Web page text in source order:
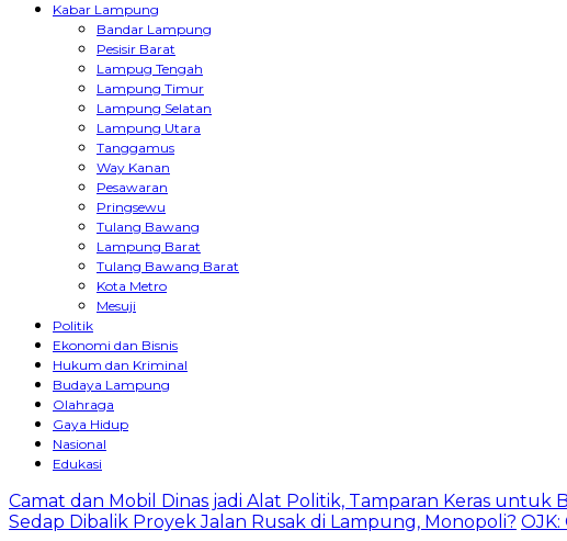
Kabar Lampung
Bandar Lampung
Pesisir Barat
Lampug Tengah
Lampung Timur
Lampung Selatan
Lampung Utara
Tanggamus
Way Kanan
Pesawaran
Pringsewu
Tulang Bawang
Lampung Barat
Tulang Bawang Barat
Kota Metro
Mesuji
Politik
Ekonomi dan Bisnis
Hukum dan Kriminal
Budaya Lampung
Olahraga
Gaya Hidup
Nasional
Edukasi
Camat dan Mobil Dinas jadi Alat Politik, Tamparan Keras untuk
Sedap Dibalik Proyek Jalan Rusak di Lampung, Monopoli?